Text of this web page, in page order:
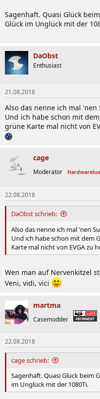
Sagenhaft. Quasi Glück
Glück im Unglück mit der
DaObst
Enthusiast
21.08.2018
Also das nenne ich mal 'nen
Und ich habe schon mit
grüne Karte mal nicht von
cage
Moderator
22.08.2018
DaObst schrieb:
Also das nenne ich mal 'nen
Und ich habe schon mit dem
Karte mal nicht von EVGA zu
Wen man auf Nervenkitzel
Veni, vidi, vici
martma
Casemodder
22.08.2018
cage schrieb:
Sagenhaft. Quasi Glück beim
im Unglück mit der 1080Ti.